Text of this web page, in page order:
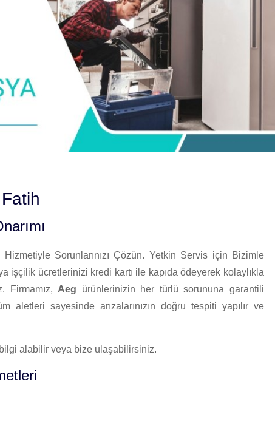
Sorunlarınızı Çözün. Yetkin Servis için Bizimle
işçilik ücretlerinizi kredi kartı ile kapıda ödeyerek kolaylıkla
Firmamız, Aeg ürünlerinizin her türlü sorununa garantili
aletleri sayesinde arızalarınızın doğru tespiti yapılır ve
alabilir veya bize ulaşabilirsiniz.